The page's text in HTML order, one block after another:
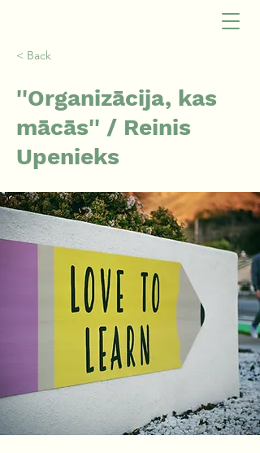
< Back
''Organizācija, kas
mācās'' / Reinis
Upenieks